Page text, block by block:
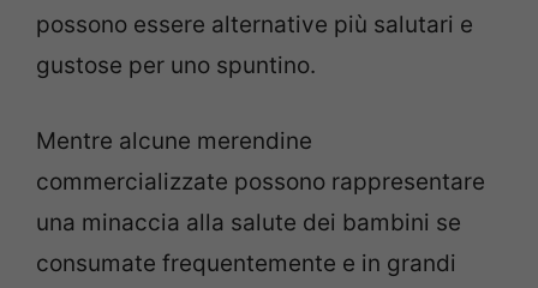
possono essere alternative più salutari e
gustose per uno spuntino.
Mentre alcune merendine
commercializzate possono rappresentare
una minaccia alla salute dei bambini se
consumate frequentemente e in grandi